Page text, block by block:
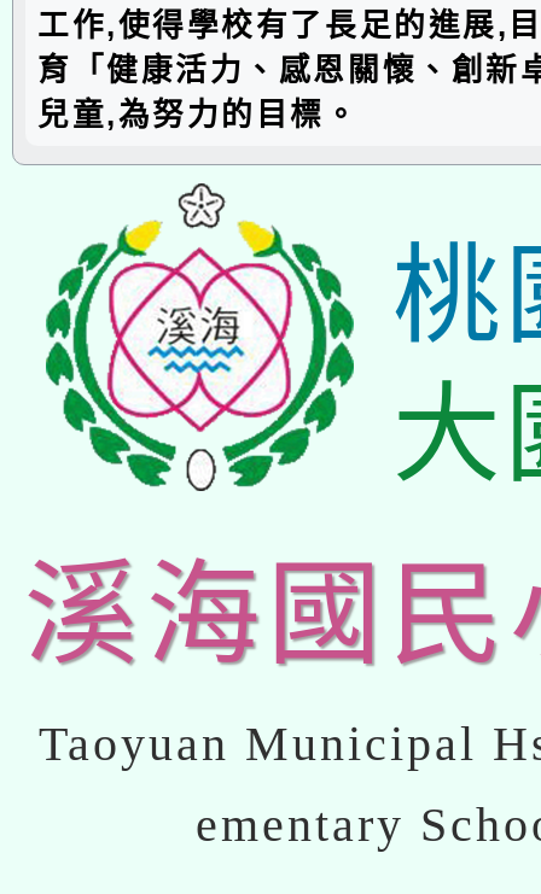
工作,使得學校有了長足的進展,
育「健康活力、感恩關懷、創新
兒童,為努力的目標。
桃
大
溪海國民
Taoyuan Municipal
ementary